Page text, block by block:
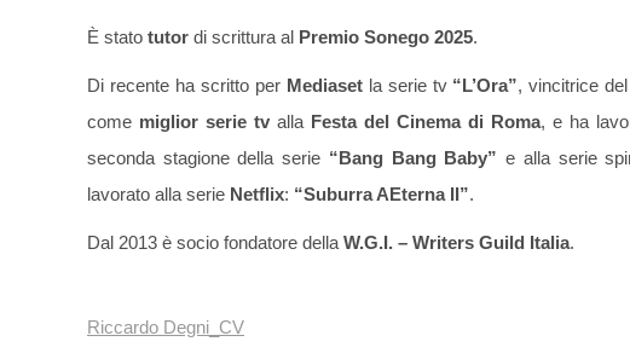
È stato tutor di scrittura al Premio Sonego 2025.
Di recente ha scritto per Mediasetla serie tv “L’Ora”, vincitrice
come miglior serie tv alla Festa del Cinema di Roma, e ha
seconda stagione della serie “Bang Bang Baby” e alla serie
lavorato alla serie Netflix: “Suburra AEterna II”.
Dal 2013 è socio fondatore della W.G.I. – Writers Guild Italia.
Riccardo Degni_CV